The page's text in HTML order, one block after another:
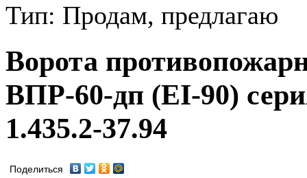
Тип: Продам, предлагаю
Ворота
ВПР-60-дп (EI-90)
1.435.2-37.94
Поделиться